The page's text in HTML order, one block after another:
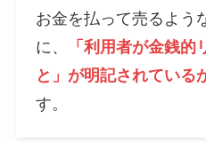
お金を払って売るよう
に、
「利用者が金銭的
と」が明記されている
す。